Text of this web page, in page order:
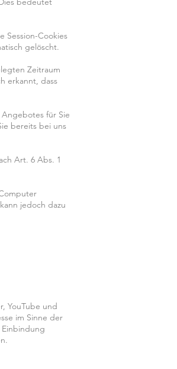
Session-Cookies
gelöscht.
Zeitraum
erkannt, dass
für Sie
bereits bei uns
Art. 6 Abs. 1
jedoch dazu
YouTube und
im Sinne der